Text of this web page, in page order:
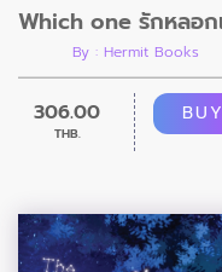
By : Hermit Books
306.00
THB.
BUY